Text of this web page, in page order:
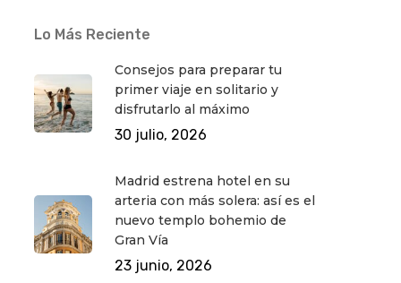
Lo Más Reciente
Consejos para preparar tu
primer viaje en solitario y
disfrutarlo al máximo
30 julio, 2026
Madrid estrena hotel en su
arteria con más solera: así es el
nuevo templo bohemio de
Gran Vía
23 junio, 2026